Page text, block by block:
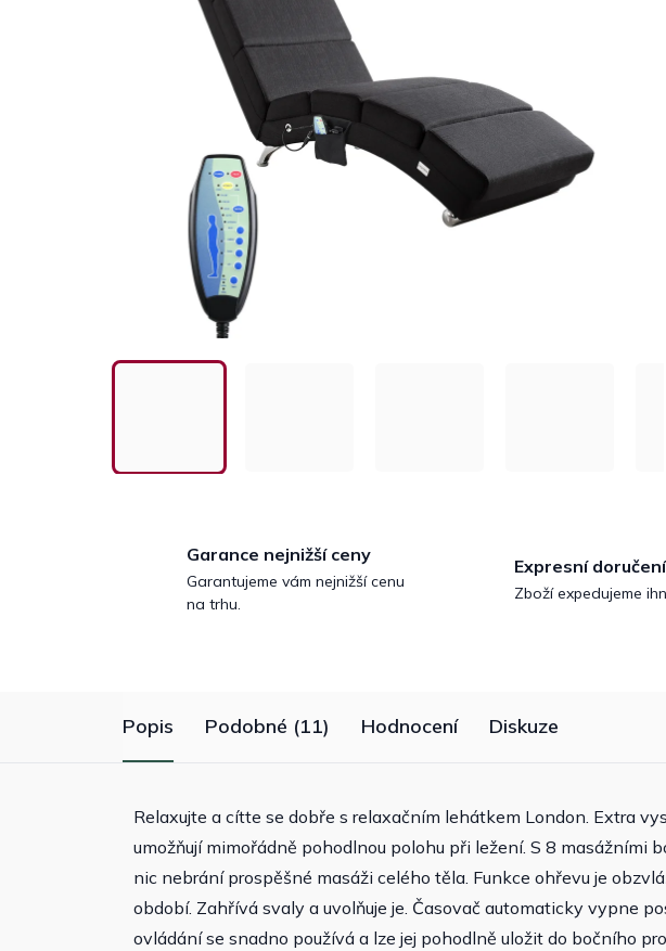
Garance nejnižší ceny
Garantujeme vám nejnižší cenu
na trhu.
Expresní doručení
Zboží expedujeme
Popis Podobné (11) Hodnocení Diskuze
Relaxujte a cítte se dobře s relaxačním lehátkem London. Extra
umožňují mimořádně pohodlnou polohu při ležení. S 8 masážními
nic nebrání prospěšné masáži celého těla. Funkce ohřevu je
období. Zahřívá svaly a uvolňuje je. Časovač automaticky vypne
ovládání se snadno používá a lze jej pohodlně uložit do bočního